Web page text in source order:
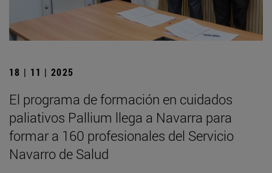
18 | 11 | 2025
El programa de formación en cuidados
paliativos Pallium llega a Navarra para
formar a 160 profesionales del Servicio
Navarro de Salud